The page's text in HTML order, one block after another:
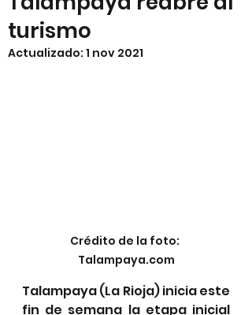
turismo
Actualizado: 1 nov 2021
Crédito de la foto:
Talampaya.com
Talampaya (La Rioja) inicia este
fin de semana la etapa inicial